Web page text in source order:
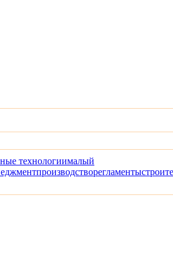
технологиималый
производстворегламенты